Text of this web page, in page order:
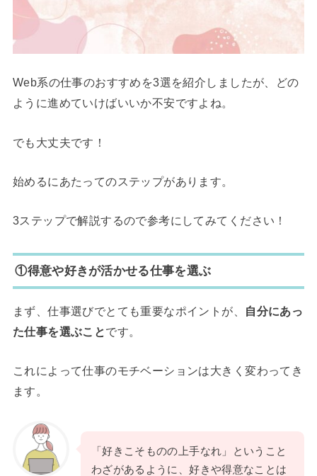
Web系の仕事のおすすめを3選を紹介しましたが、どの
ように進めていけばいいか不安ですよね。
でも大丈夫です！
始めるにあたってのステップがあります。
3ステップで解説するので参考にしてみてください！
①得意や好きが活かせる仕事を選ぶ
まず、仕事選びでとても重要なポイントが、
自分にあっ
た仕事を選ぶことです。
これによって仕事のモチベーションは大きく変わってき
ます。
「好きこそものの上手なれ」ということ
わざがあるように、好きや得意なことは